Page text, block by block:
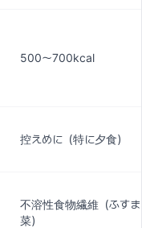
500〜700kcal
控えめに（特に夕食）
不溶性食物繊維（ふす
菜）